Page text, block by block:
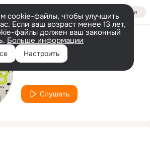
Войти
cookie-файлы, чтобы улучшить
Если ваш возраст менее 13 лет,
файлы должен ваш законный
Больше информации
Настроить
Исполнитель
Maissiat
Слушать